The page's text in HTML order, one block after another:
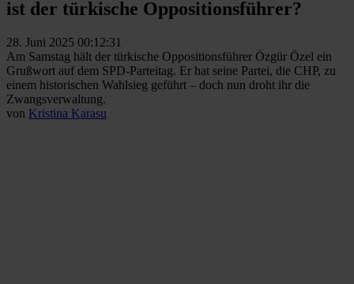
ist der türkische Oppositionsführer?
28. Juni 2025 00:12:31
Am Samstag hält der türkische Oppositionsführer Özgür Özel ein
Grußwort auf dem SPD-Parteitag. Er hat seine Partei, die CHP, zu
einem historischen Wahlsieg geführt – doch nun droht ihr die
Zwangsverwaltung.
von Kristina Karasu